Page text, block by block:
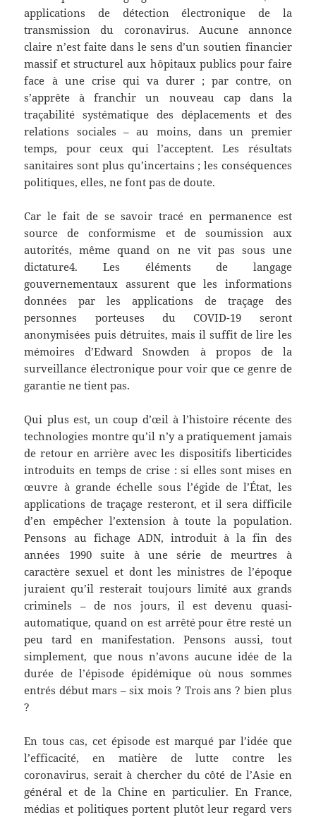
applications de détection électronique de la
transmission du coronavirus. Aucune annonce
claire n’est faite dans le sens d’un soutien financier
massif et structurel aux hôpitaux publics pour faire
face à une crise qui va durer ; par contre, on
s’apprête à franchir un nouveau cap dans la
traçabilité systématique des déplacements et des
relations sociales – au moins, dans un premier
temps, pour ceux qui l’acceptent. Les résultats
sanitaires sont plus qu’incertains ; les conséquences
politiques, elles, ne font pas de doute.
Car le fait de se savoir tracé en permanence est
source de conformisme et de soumission aux
autorités, même quand on ne vit pas sous une
dictature4. Les éléments de langage
gouvernementaux assurent que les informations
données par les applications de traçage des
personnes porteuses du COVID-19 seront
anonymisées puis détruites, mais il suffit de lire les
mémoires d’Edward Snowden à propos de la
surveillance électronique pour voir que ce genre de
garantie ne tient pas.
Qui plus est, un coup d’œil à l’histoire récente des
technologies montre qu’il n’y a pratiquement jamais
de retour en arrière avec les dispositifs liberticides
introduits en temps de crise : si elles sont mises en
œuvre à grande échelle sous l’égide de l’État, les
applications de traçage resteront, et il sera difficile
d’en empêcher l’extension à toute la population.
Pensons au fichage ADN, introduit à la fin des
années 1990 suite à une série de meurtres à
caractère sexuel et dont les ministres de l’époque
juraient qu’il resterait toujours limité aux grands
criminels – de nos jours, il est devenu quasi-
automatique, quand on est arrêté pour être resté un
peu tard en manifestation. Pensons aussi, tout
simplement, que nous n’avons aucune idée de la
durée de l’épisode épidémique où nous sommes
entrés début mars – six mois ? Trois ans ? bien plus
?
En tous cas, cet épisode est marqué par l’idée que
l’efficacité, en matière de lutte contre les
coronavirus, serait à chercher du côté de l’Asie en
général et de la Chine en particulier. En France,
médias et politiques portent plutôt leur regard vers